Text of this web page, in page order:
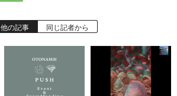
他の記事 同じ記者から